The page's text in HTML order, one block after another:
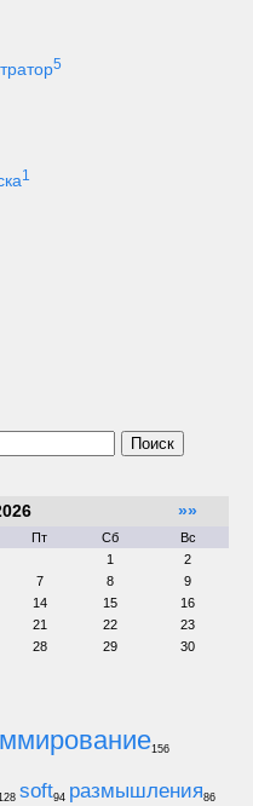
5
1
Поиск
»»
Пт Сб
Вс
1
2
7 8
9
14 15
16
21 22
23
28 29
30
156
soft94 размышления86